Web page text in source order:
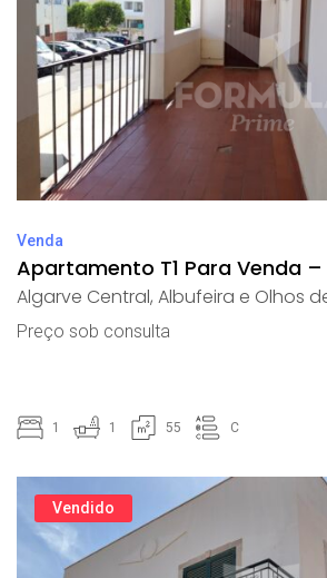
Venda
Apartamento T1 Para Venda
Algarve Central, Albufeira e Olhos
Preço sob consulta
1 1 55 C
Vendido